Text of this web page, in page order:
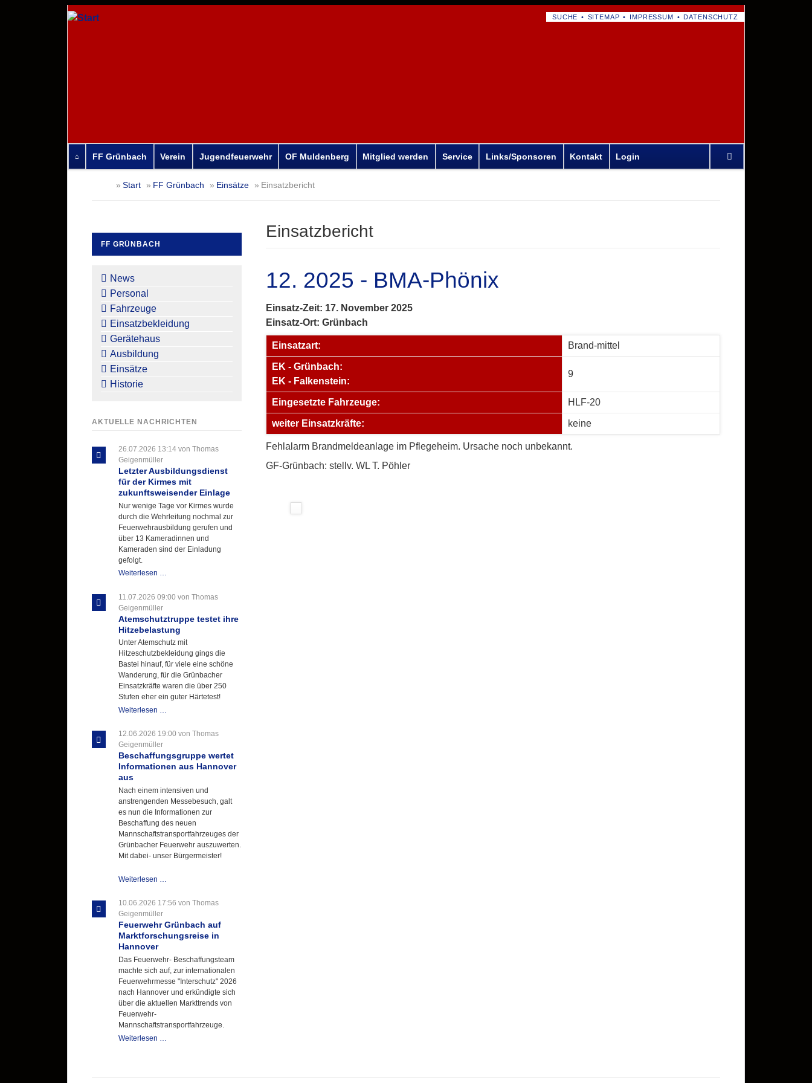
NAVIGATION
SUCHE SITEMAP IMPRESSUM DATENSCHUTZ
überspringen
FF Grünbach Verein Jugendfeuerwehr OF Muldenberg Mitglied werden Service Links/Sponsoren Kontakt Login
überspringen
Start FF Grünbach Einsätze Einsatzbericht
Einsatzbericht
12. 2025 - BMA-Phönix
Einsatz-Zeit: 17. November 2025
Einsatz-Ort: Grünbach
Einsatzart: Brand-mittel
EK - Grünbach:
EK - Falkenstein:
9
Eingesetzte Fahrzeuge: HLF-20
weiter Einsatzkräfte: keine
Fehlalarm Brandmeldeanlage im Pflegeheim. Ursache noch unbekannt.
GF-Grünbach: stellv. WL T. Pöhler
FF GRÜNBACH
überspringen
News
Personal
Fahrzeuge
Einsatzbekleidung
Gerätehaus
Ausbildung
Einsätze
Historie
AKTUELLE NACHRICHTEN
26.07.2026 13:14 von Thomas
Geigenmüller
Letzter Ausbildungsdienst
für der Kirmes mit
zukunftsweisender Einlage
Nur wenige Tage vor Kirmes wurde
durch die Wehrleitung nochmal zur
Feuerwehrausbildung gerufen und
über 13 Kameradinnen und
Kameraden sind der Einladung
gefolgt.
Weiterlesen …
für
Kirmes
mit
zukunftsweisender
Einlage
11.07.2026 09:00 von Thomas
Geigenmüller
Atemschutztruppe testet ihre
Hitzebelastung
Unter Atemschutz mit
Hitzeschutzbekleidung gings die
Bastei hinauf, für viele eine schöne
Wanderung, für die Grünbacher
Einsatzkräfte waren die über 250
Stufen eher ein guter Härtetest!
Weiterlesen …
ihre
12.06.2026 19:00 von Thomas
Geigenmüller
Beschaffungsgruppe wertet
Informationen aus Hannover
aus
Nach einem intensiven und
anstrengenden Messebesuch, galt
es nun die Informationen zur
Beschaffung des neuen
Mannschaftstransportfahrzeuges der
Grünbacher Feuerwehr auszuwerten.
Mit dabei- unser Bürgermeister!
Weiterlesen …
Informationen
Hannover
aus
10.06.2026 17:56 von Thomas
Geigenmüller
Feuerwehr Grünbach auf
Marktforschungsreise in
Hannover
Das Feuerwehr- Beschaffungsteam
machte sich auf, zur internationalen
Feuerwehrmesse "Interschutz" 2026
nach Hannover und erkündigte sich
über die aktuellen Markttrends von
Feuerwehr-
Mannschaftstransportfahrzeuge.
Weiterlesen …
in